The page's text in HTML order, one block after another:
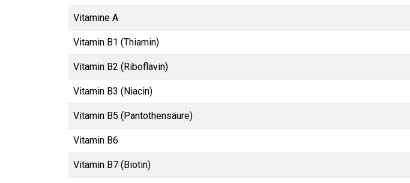
Vitamine A
Vitamin B1 (Thiamin)
Vitamin B2 (Riboflavin)
Vitamin B3 (Niacin)
Vitamin B5 (Pantothensäure)
Vitamin B6
Vitamin B7 (Biotin)